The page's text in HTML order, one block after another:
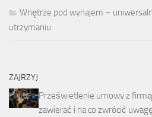
Wnętrze pod wynajem –
utrzymaniu
ZAJRZYJ
Prześwietlenie umowy z
zawierać i na co zwrócić